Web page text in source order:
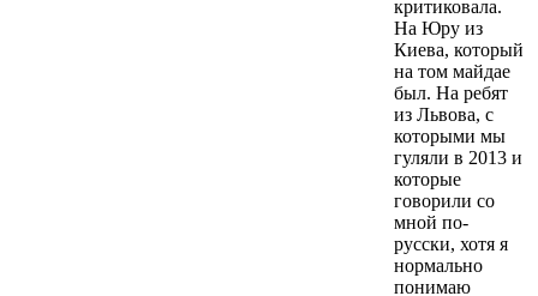
критиковала.
На Юру из
Киева, который
на том майдае
был. На ребят
из Львова, с
которыми мы
гуляли в 2013 и
которые
говорили со
мной по-
русски, хотя я
нормально
понимаю